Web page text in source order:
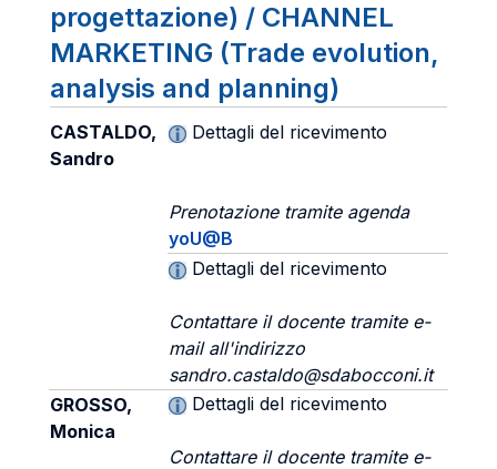
progettazione) / CHANNEL
MARKETING (Trade evolution,
analysis and planning)
CASTALDO,
Sandro
Dettagli del ricevimento
Prenotazione tramite agenda
yoU@B
Dettagli del ricevimento
Contattare il docente tramite e-
mail all'indirizzo
sandro.castaldo@sdabocconi.it
GROSSO,
Monica
Dettagli del ricevimento
Contattare il docente tramite e-